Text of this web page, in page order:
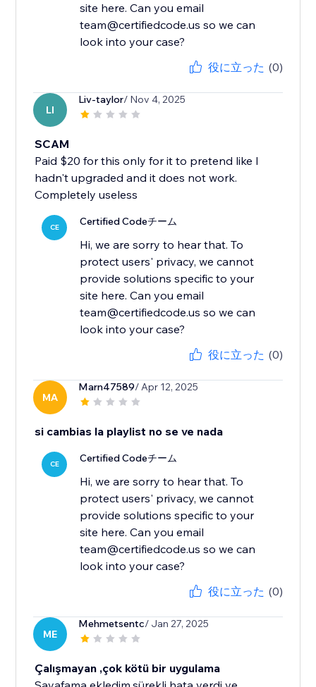
site here. Can you email
team@certifiedcode.us so we can
look into your case?
役に立った (0)
LI
Liv-taylor/ Nov 4, 2025
SCAM
Paid $20 for this only for it to pretend like I
hadn't upgraded and it does not work.
Completely useless
CE Certified Codeチーム
Hi, we are sorry to hear that. To
protect users' privacy, we cannot
provide solutions specific to your
site here. Can you email
team@certifiedcode.us so we can
look into your case?
役に立った (0)
MA
Marn47589/ Apr 12, 2025
si cambias la playlist no se ve nada
CE Certified Codeチーム
Hi, we are sorry to hear that. To
protect users' privacy, we cannot
provide solutions specific to your
site here. Can you email
team@certifiedcode.us so we can
look into your case?
役に立った (0)
ME
Mehmetsentc/ Jan 27, 2025
Çalışmayan ,çok kötü bir uygulama